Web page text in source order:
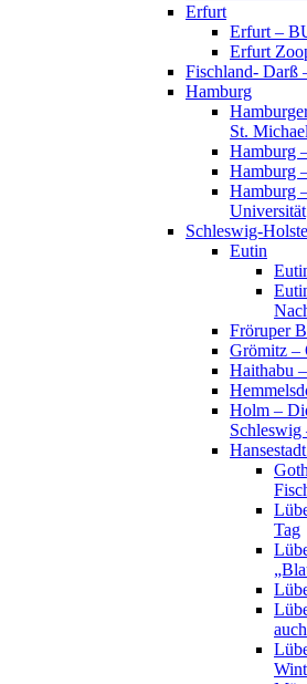
Erfurt
Erfurt –
Erfurt
Fischland- Darß
Hamburg
St.
Hamburg
Hamburg
Hamburg
Universität
Schleswig-
Eutin
Fröruper
Grömitz –
Haithabu
Holm –
Schleswig
Tag